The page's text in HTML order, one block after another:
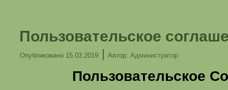
Пользовательское
Опубликовано 15.03.2019 | Автор: Администратор
Пользовательское